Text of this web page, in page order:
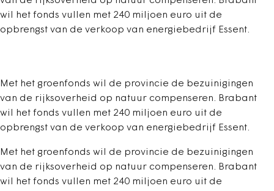
wil het fonds vullen met 240 miljoen euro uit de
opbrengst van de verkoop van energiebedrijf Essent.
Met het groenfonds wil de provincie de bezuinigingen
van de rijksoverheid op natuur compenseren. Brabant
wil het fonds vullen met 240 miljoen euro uit de
opbrengst van de verkoop van energiebedrijf Essent.
Met het groenfonds wil de provincie de bezuinigingen
van de rijksoverheid op natuur compenseren. Brabant
wil het fonds vullen met 240 miljoen euro uit de